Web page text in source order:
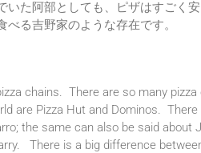
いた阿部としても、ピザはすごく
べる吉野家のような存在です。
chains. There are so many
are Pizza Hut and Dominos.
the same can also be said about
There is a big difference